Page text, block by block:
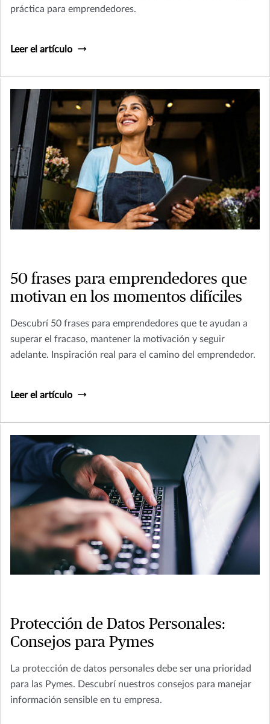
práctica para emprendedores.
Leer el artículo
50 frases para emprendedores que
motivan en los momentos difíciles
Descubrí 50 frases para emprendedores que te ayudan a
superar el fracaso, mantener la motivación y seguir
adelante. Inspiración real para el camino del emprendedor.
Leer el artículo
Protección de Datos Personales:
Consejos para Pymes
La protección de datos personales debe ser una prioridad
para las Pymes. Descubrí nuestros consejos para manejar
información sensible en tu empresa.